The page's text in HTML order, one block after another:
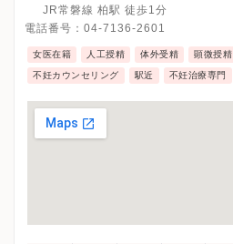
JR常磐線 柏駅 徒歩1分
電話番号： 04-7136-2601
女医在籍 人工授精 体外受精 顕微授精
不妊カウンセリング 駅近 不妊治療専門